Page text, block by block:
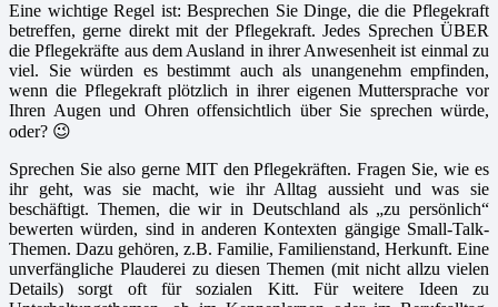
Eine wichtige Regel ist: Besprechen Sie Dinge, die die Pflegekraft
betreffen, gerne direkt mit der Pflegekraft. Jedes Sprechen ÜBER
die Pflegekräfte aus dem Ausland in ihrer Anwesenheit ist einmal zu
viel. Sie würden es bestimmt auch als unangenehm empfinden,
wenn die Pflegekraft plötzlich in ihrer eigenen Muttersprache vor
Ihren Augen und Ohren offensichtlich über Sie sprechen würde,
oder? 😉
Sprechen Sie also gerne MIT den Pflegekräften. Fragen Sie, wie es
ihr geht, was sie macht, wie ihr Alltag aussieht und was sie
beschäftigt. Themen, die wir in Deutschland als „zu persönlich“
bewerten würden, sind in anderen Kontexten gängige Small-Talk-
Themen. Dazu gehören, z.B. Familie, Familienstand, Herkunft. Eine
unverfängliche Plauderei zu diesen Themen (mit nicht allzu vielen
Details) sorgt oft für sozialen Kitt. Für weitere Ideen zu